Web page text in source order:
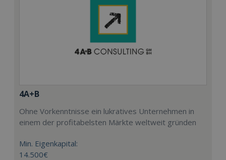
4A+B
Ohne Vorkenntnisse ein lukratives Unternehmen in
einem der profitabelsten Märkte weltweit gründen
Min. Eigenkapital:
14.500€